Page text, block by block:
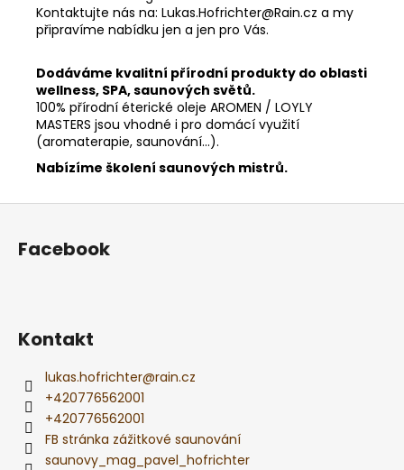
Kontaktujte nás na: Lukas.Hofrichter@Rain.cz a my
připravíme nabídku jen a jen pro Vás.
Dodáváme kvalitní přírodní produkty do oblasti
wellness, SPA, saunových světů.
100% přírodní éterické oleje AROMEN / LOYLY
MASTERS jsou vhodné i pro domácí využití
(aromaterapie, saunování...).
Nabízíme školení saunových mistrů.
Z
Facebook
Kontakt
lukas.hofrichter@rain.cz
+420776562001
+420776562001
FB stránka zážitkové saunování
saunovy_mag_pavel_hofrichter